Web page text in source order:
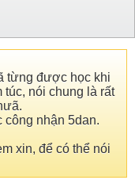
từng được học khi
túc, nói chung là rất
nhận 5dan.
xin, để có thể nói